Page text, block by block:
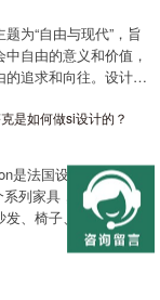
为“自由与现代”，旨
自由的意义和价值，
追求和向往。设计的
自由元素，...
是如何做si设计的？
法国设计师菲利普·
列家具，于2010年首
、椅子、茶几等多种
格和高品质的材料闻名